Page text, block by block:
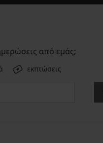
από εμάς;
εκπτώσεις